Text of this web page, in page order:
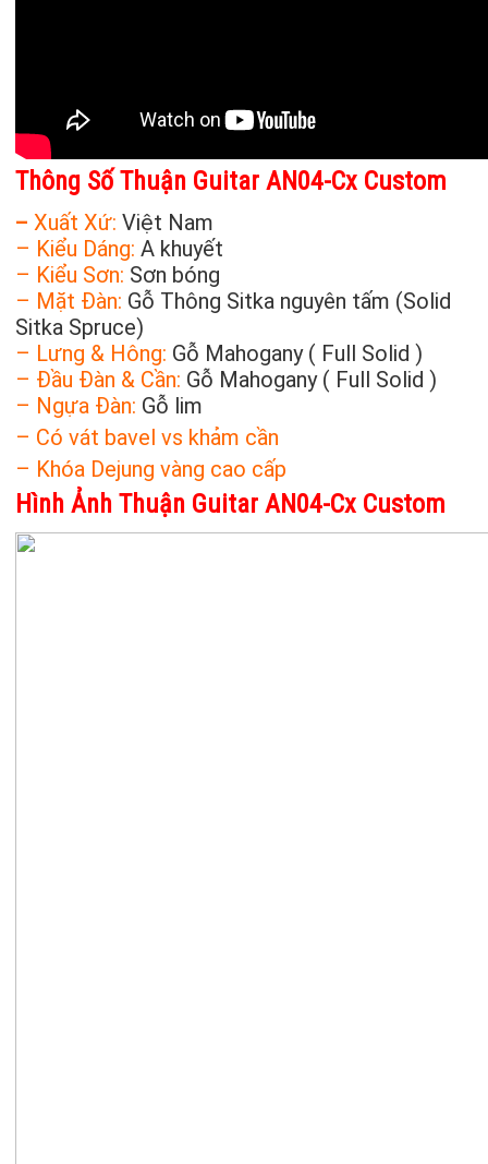
Thông Số Thuận Guitar AN04-Cx Custom
– Xuất Xứ: Việt Nam
– Kiểu Dáng: A khuyết
– Kiểu Sơn: Sơn bóng
– Mặt Đàn: Gỗ Thông Sitka nguyên tấm (Solid
Sitka Spruce)
– Lưng & Hông: Gỗ Mahogany ( Full Solid )
– Đầu Đàn & Cần: Gỗ Mahogany ( Full Solid )
– Ngựa Đàn: Gỗ lim
– Có vát bavel vs khảm cần
– Khóa Dejung vàng cao cấp
Hình Ảnh Thuận Guitar AN04-Cx Custom